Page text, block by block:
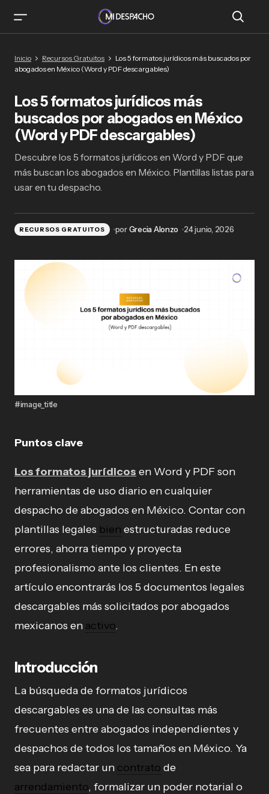
abogados en México (Word y PDF
descargables)
Inicio Recursos Gratuitos
Los 5 formatos jurídicos más buscados por
abogados en México (Word y PDF descargables)
Los 5 formatos jurídicos más
buscados por abogados en México
(Word y PDF descargables)
Descubre los 5 formatos jurídicos en Word y PDF que
más buscan los abogados en México. Plantillas listas para
usar en tu despacho.
RECURSOS GRATUITOS porGrecia Alonzo 24 junio, 2026
#image_title
Puntos clave
Los formatos jurídicos en Word y PDF son
herramientas de uso diario en cualquier
despacho de abogados en México. Contar con
plantillas legales bien estructuradas reduce
errores, ahorra tiempo y proyecta
profesionalismo ante los clientes. En este
artículo encontrarás los 5 documentos legales
descargables más solicitados por abogados
mexicanos en activo.
Introducción
La búsqueda de formatos jurídicos
descargables es una de las consultas más
frecuentes entre abogados independientes y
despachos de todos los tamaños en México. Ya
sea para redactar un contrato de
arrendamiento, formalizar un poder notarial o